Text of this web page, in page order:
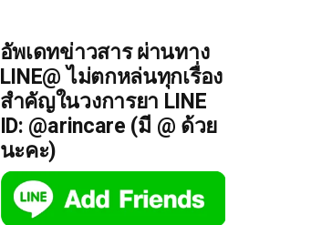
อัพเดทข่าวสาร ผ่านทาง
LINE@ ไม่ตกหล่นทุกเรื่อง
สำคัญในวงการยา LINE
ID: @arincare (มี @ ด้วย
นะคะ)